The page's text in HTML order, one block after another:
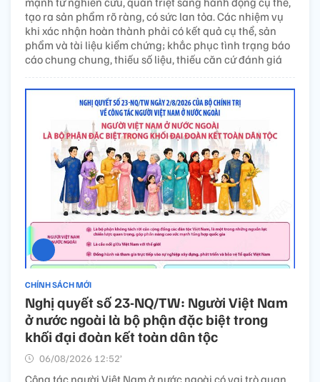
tạo ra sản phẩm rõ ràng, có sức lan tỏa. Các nhiệm vụ
khi xác nhận hoàn thành phải có kết quả cụ thể, sản
phẩm và tài liệu kiểm chứng; khắc phục tình trạng báo
cáo chung chung, thiếu số liệu, thiếu căn cứ đánh giá
CHÍNH SÁCH MỚI
Nghị quyết số 23-NQ/TW: Người Việt Nam
ở nước ngoài là bộ phận đặc biệt trong
khối đại đoàn kết toàn dân tộc
06/08/2026 12:52’